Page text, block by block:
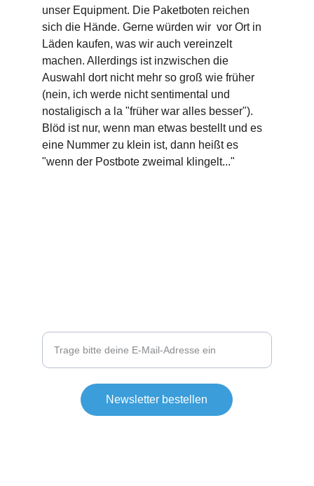
unser Equipment. Die Paketboten reichen
sich die Hände. Gerne würden wir  vor Ort in
Läden kaufen, was wir auch vereinzelt
machen. Allerdings ist inzwischen die
Auswahl dort nicht mehr so groß wie früher
(nein, ich werde nicht sentimental und
nostaligisch a la "früher war alles besser").
Blöd ist nur, wenn man etwas bestellt und es
eine Nummer zu klein ist, dann heißt es
"wenn der Postbote zweimal klingelt..."
Newsletter bestellen